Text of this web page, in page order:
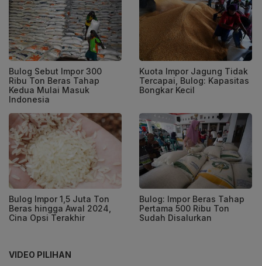
Bulog Sebut Impor 300
Ribu Ton Beras Tahap
Kedua Mulai Masuk
Indonesia
Kuota Impor Jagung Tidak
Tercapai, Bulog: Kapasitas
Bongkar Kecil
Bulog Impor 1,5 Juta Ton
Beras hingga Awal 2024,
Cina Opsi Terakhir
Bulog: Impor Beras Tahap
Pertama 500 Ribu Ton
Sudah Disalurkan
VIDEO PILIHAN